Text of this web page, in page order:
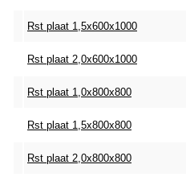
Rst plaat 1,5x600x1000
Rst plaat 2,0x600x1000
Rst plaat 1,0x800x800
Rst plaat 1,5x800x800
Rst plaat 2,0x800x800